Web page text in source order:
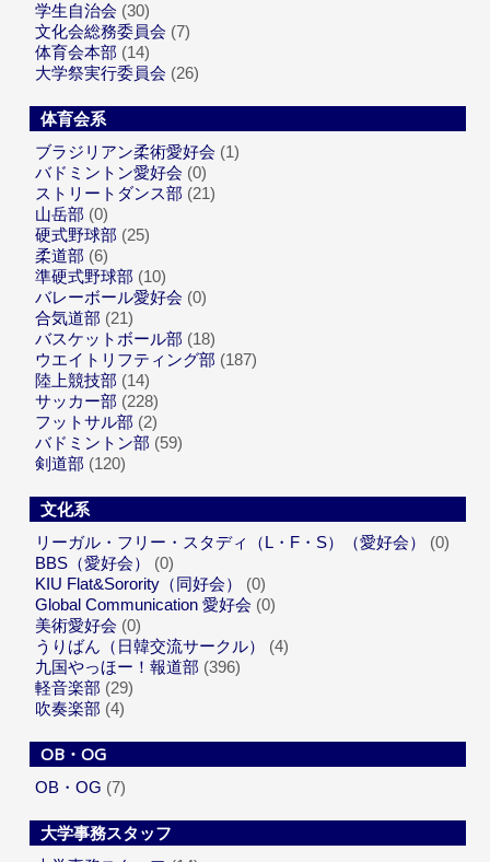
学生自治会 (30)
文化会総務委員会 (7)
体育会本部 (14)
大学祭実行委員会 (26)
体育会系
ブラジリアン柔術愛好会 (1)
バドミントン愛好会 (0)
ストリートダンス部 (21)
山岳部 (0)
硬式野球部 (25)
柔道部 (6)
準硬式野球部 (10)
バレーボール愛好会 (0)
合気道部 (21)
バスケットボール部 (18)
ウエイトリフティング部 (187)
陸上競技部 (14)
サッカー部 (228)
フットサル部 (2)
バドミントン部 (59)
剣道部 (120)
文化系
リーガル・フリー・スタディ（L・F・S）（愛好会）
(0)
BBS（愛好会）
(0)
KIU Flat&Sorority（同好会）
(0)
Global Communication 愛好会 (0)
美術愛好会 (0)
うりばん（日韓交流サークル）
(4)
九国やっほー！報道部 (396)
軽音楽部 (29)
吹奏楽部 (4)
OB・OG
OB・OG (7)
大学事務スタッフ